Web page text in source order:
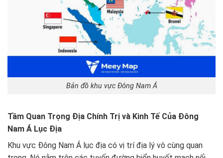
Bản đồ khu vực Đông Nam Á
Tầm Quan Trọng Địa Chính Trị và Kinh Tế Của Đông
Nam Á Lục Địa
Khu vực Đông Nam Á lục địa có vị trí địa lý vô cùng quan